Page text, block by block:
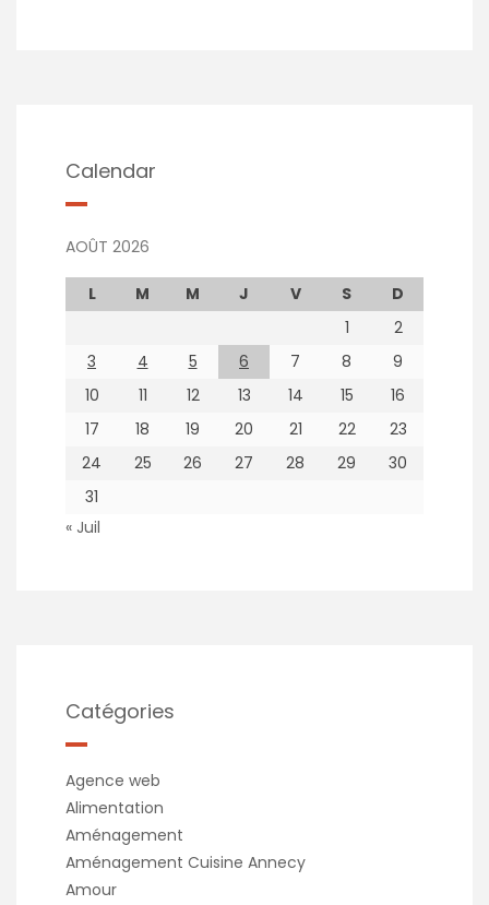
Calendar
AOÛT 2026
L M M J V S
D
1
2
3
4 5 6 7 8
9
10
11 12 13 14 15
16
17
18 19 20 21 22
23
24
25 26 27 28 29
30
31
« Juil
Catégories
Agence web
Alimentation
Aménagement
Aménagement Cuisine Annecy
Amour